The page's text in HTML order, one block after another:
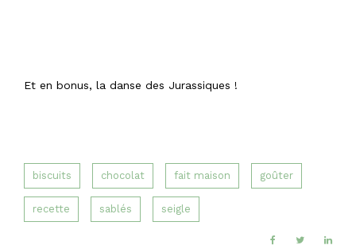
Et en bonus, la danse des Jurassiques !
biscuits chocolat fait maison goûter
recette sablés seigle